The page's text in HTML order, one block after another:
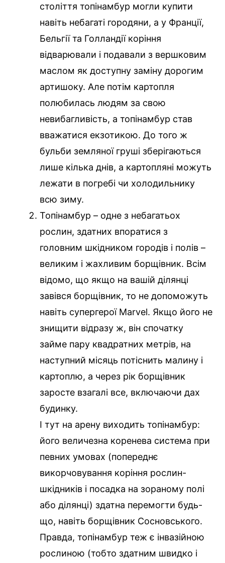
століття топінамбур могли купити
навіть небагаті городяни, а у Франції,
Бельгії та Голландії коріння
відварювали і подавали з вершковим
маслом як доступну заміну дорогим
артишоку. Але потім картопля
полюбилась людям за свою
невибагливість, а топінамбур став
вважатися екзотикою. До того ж
бульби земляної груші зберігаються
лише кілька днів, а картопляні можуть
лежати в погребі чи холодильнику
всю зиму.
Топінамбур – одне з небагатьох
рослин, здатних впоратися з
головним шкідником городів і полів –
великим і жахливим борщівник. Всім
відомо, що якщо на вашій ділянці
завівся борщівник, то не допоможуть
навіть супергерої Marvel. Якщо його не
знищити відразу ж, він спочатку
займе пару квадратних метрів, на
наступний місяць потіснить малину і
картоплю, а через рік борщівник
заросте взагалі все, включаючи дах
будинку.
І тут на арену виходить топінамбур:
його величезна коренева система при
певних умовах (попереднє
викорчовування коріння рослин-
шкідників і посадка на зораному полі
або ділянці) здатна перемогти будь-
що, навіть борщівник Сосновського.
Правда, топінамбур теж є інвазійною
рослиною (тобто здатним швидко і